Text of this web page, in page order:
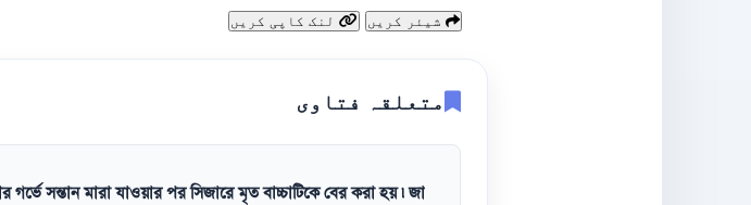
متعلقہ فتاوی
গর্ভে সন্তান মারা যাওয়ার পর সিজারে মৃত বাচ্চাটিকে বের করা হয় ৷ জা...